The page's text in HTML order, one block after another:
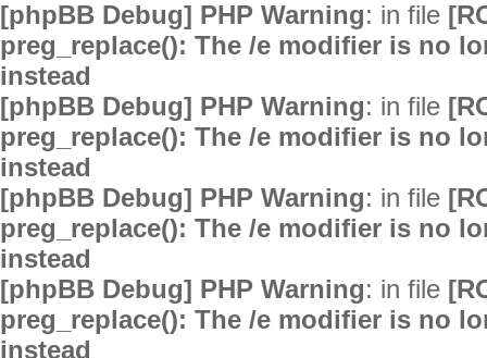
[phpBB Debug] PHP Warning: in file
preg_replace(): The /e modifier is no
instead
[phpBB Debug] PHP Warning: in file
preg_replace(): The /e modifier is no
instead
[phpBB Debug] PHP Warning: in file
preg_replace(): The /e modifier is no
instead
[phpBB Debug] PHP Warning: in file
preg_replace(): The /e modifier is no
instead